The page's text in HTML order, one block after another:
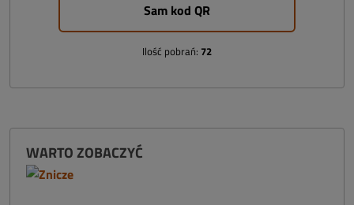
Sam kod QR
Ilość pobrań: 72
WARTO ZOBACZYĆ